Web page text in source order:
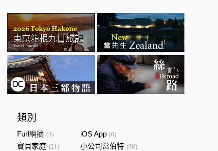
類別
Furl網摘 (3) iOS App (6)
寶貝家庭 (21) 小公司當伯特 (98)